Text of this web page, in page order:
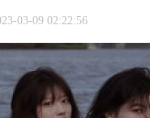
03-09 02:22:56